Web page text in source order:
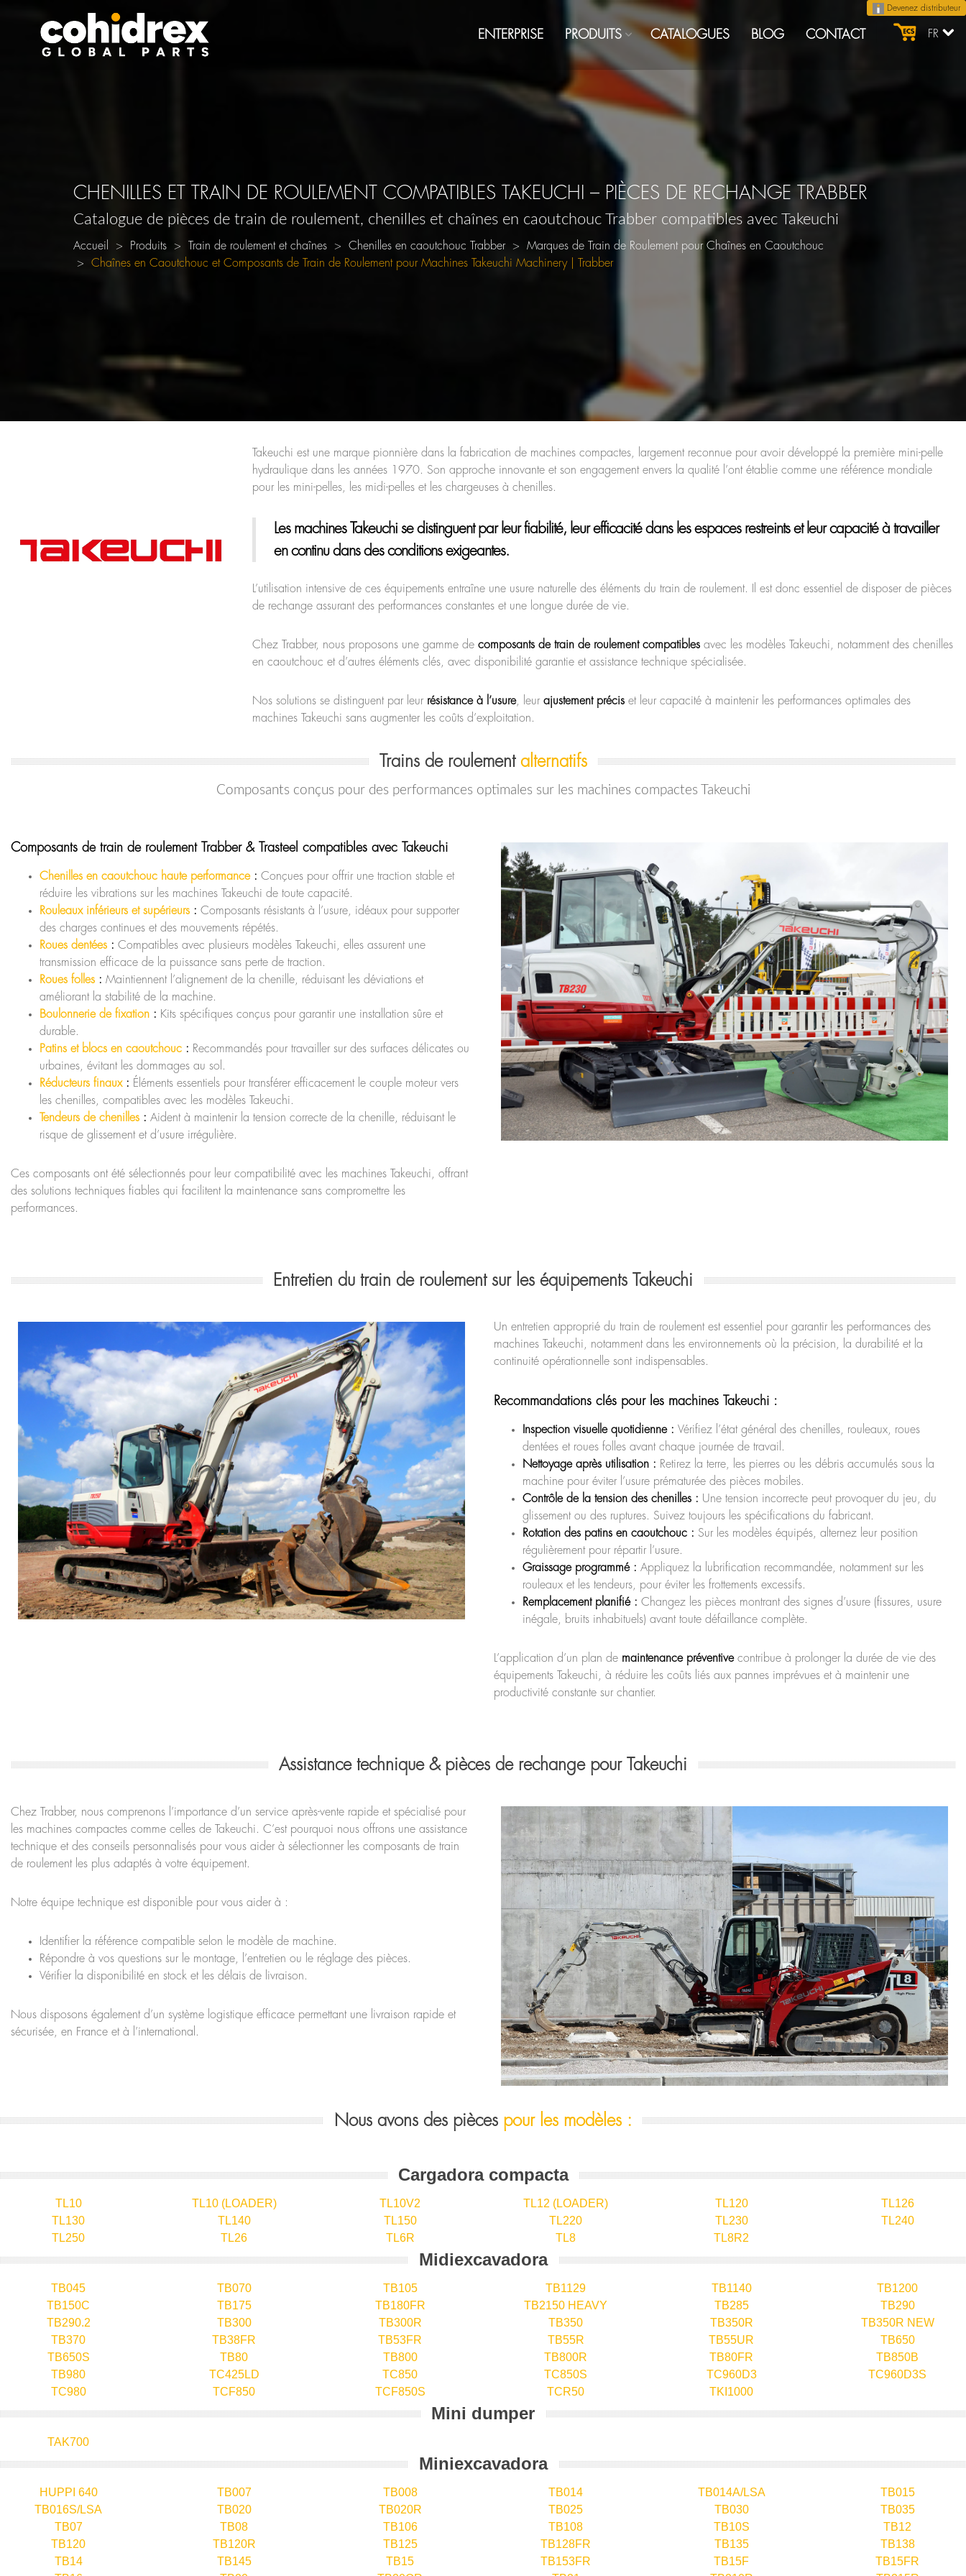
Devenez distributeur
FR
ENTERPRISE PRODUITS CATALOGUES BLOG CONTACT
CHENILLES ET TRAIN DE ROULEMENT COMPATIBLES TAKEUCHI – PIÈCES DE RECHANGE TRABBER
Catalogue de pièces de train de roulement, chenilles et chaînes en caoutchouc Trabber compatibles avec Takeuchi
Accueil Produits Train de roulement et chaînes Chenilles en caoutchouc Trabber
Marques de Train de Roulement pour Chaînes en Caoutchouc
Chaînes en Caoutchouc et Composants de Train de Roulement pour Machines Takeuchi Machinery | Trabber
Takeuchi est une marque pionnière dans la fabrication de machines compactes, largement reconnue pour avoir développé la première mini-pelle
hydraulique dans les années 1970. Son approche innovante et son engagement envers la qualité l’ont établie comme une référence mondiale
pour les mini-pelles, les midi-pelles et les chargeuses à chenilles.
Les machines Takeuchi se distinguent par leur fiabilité, leur efficacité dans les espaces restreints et leur capacité à travailler
en continu dans des conditions exigeantes.
L’utilisation intensive de ces équipements entraîne une usure naturelle des éléments du train de roulement. Il est donc essentiel de disposer de pièces
de rechange assurant des performances constantes et une longue durée de vie.
Chez Trabber, nous proposons une gamme de composants de train de roulement compatibles avec les modèles Takeuchi, notamment des chenilles
en caoutchouc et d’autres éléments clés, avec disponibilité garantie et assistance technique spécialisée.
Nos solutions se distinguent par leur résistance à l’usure, leur ajustement précis et leur capacité à maintenir les performances optimales des
machines Takeuchi sans augmenter les coûts d’exploitation.
Trains de roulement alternatifs
Composants conçus pour des performances optimales sur les machines compactes Takeuchi
Composants de train de roulement Trabber & Trasteel compatibles avec Takeuchi
Chenilles en caoutchouc haute performance: Conçues pour offrir une traction stable et
réduire les vibrations sur les machines Takeuchi de toute capacité.
Rouleaux inférieurs et supérieurs : Composants résistants à l’usure, idéaux pour supporter
des charges continues et des mouvements répétés.
Roues dentées : Compatibles avec plusieurs modèles Takeuchi, elles assurent une
transmission efficace de la puissance sans perte de traction.
Roues folles : Maintiennent l’alignement de la chenille, réduisant les déviations et
améliorant la stabilité de la machine.
Boulonnerie de fixation : Kits spécifiques conçus pour garantir une installation sûre et
durable.
Patins et blocs en caoutchouc : Recommandés pour travailler sur des surfaces délicates ou
urbaines, évitant les dommages au sol.
Réducteurs finaux: Éléments essentiels pour transférer efficacement le couple moteur vers
les chenilles, compatibles avec les modèles Takeuchi.
Tendeurs de chenilles : Aident à maintenir la tension correcte de la chenille, réduisant le
risque de glissement et d’usure irrégulière.
Ces composants ont été sélectionnés pour leur compatibilité avec les machines Takeuchi, offrant
des solutions techniques fiables qui facilitent la maintenance sans compromettre les
performances.
Entretien du train de roulement sur les équipements Takeuchi
Un entretien approprié du train de roulement est essentiel pour garantir les performances des
machines Takeuchi, notamment dans les environnements où la précision, la durabilité et la
continuité opérationnelle sont indispensables.
Recommandations clés pour les machines Takeuchi :
Inspection visuelle quotidienne : Vérifiez l’état général des chenilles, rouleaux, roues
dentées et roues folles avant chaque journée de travail.
Nettoyage après utilisation : Retirez la terre, les pierres ou les débris accumulés sous la
machine pour éviter l’usure prématurée des pièces mobiles.
Contrôle de la tension des chenilles : Une tension incorrecte peut provoquer du jeu, du
glissement ou des ruptures. Suivez toujours les spécifications du fabricant.
Rotation des patins en caoutchouc : Sur les modèles équipés, alternez leur position
régulièrement pour répartir l’usure.
Graissage programmé : Appliquez la lubrification recommandée, notamment sur les
rouleaux et les tendeurs, pour éviter les frottements excessifs.
Remplacement planifié : Changez les pièces montrant des signes d’usure (fissures, usure
inégale, bruits inhabituels) avant toute défaillance complète.
L’application d’un plan de maintenance préventivecontribue à prolonger la durée de vie des
équipements Takeuchi, à réduire les coûts liés aux pannes imprévues et à maintenir une
productivité constante sur chantier.
Assistance technique & pièces de rechange pour Takeuchi
Chez Trabber, nous comprenons l’importance d’un service après-vente rapide et spécialisé pour
les machines compactes comme celles de Takeuchi. C’est pourquoi nous offrons une assistance
technique et des conseils personnalisés pour vous aider à sélectionner les composants de train
de roulement les plus adaptés à votre équipement.
Notre équipe technique est disponible pour vous aider à :
Identifier la référence compatible selon le modèle de machine.
Répondre à vos questions sur le montage, l’entretien ou le réglage des pièces.
Vérifier la disponibilité en stock et les délais de livraison.
Nous disposons également d’un système logistique efficace permettant une livraison rapide et
sécurisée, en France et à l’international.
Nous avons des pièces pour les modèles :
Cargadora compacta
TL10 TL10 (LOADER) TL10V2 TL12 (LOADER) TL120
TL126
TL130
TL140 TL150 TL220 TL230
TL240
TL250
TL26 TL6R TL8 TL8R2
Midiexcavadora
TB045 TB070 TB105 TB1129 TB1140
TB1200
TB150C
TB175 TB180FR TB2150 HEAVY TB285
TB290
TB290.2
TB300 TB300R TB350 TB350R
TB350R NEW
TB370
TB38FR TB53FR TB55R TB55UR
TB650
TB650S
TB80 TB800 TB800R TB80FR
TB850B
TB980
TC425LD TC850 TC850S TC960D3
TC960D3S
TC980
TCF850 TCF850S TCR50 TKI1000
Mini dumper
TAK700
Miniexcavadora
HUPPI 640 TB007 TB008 TB014 TB014A/LSA
TB015
TB016S/LSA
TB020 TB020R TB025 TB030
TB035
TB07
TB08 TB106 TB108 TB10S
TB12
TB120
TB120R TB125 TB128FR TB135
TB138
TB14
TB145 TB15 TB153FR TB15F
TB15FR